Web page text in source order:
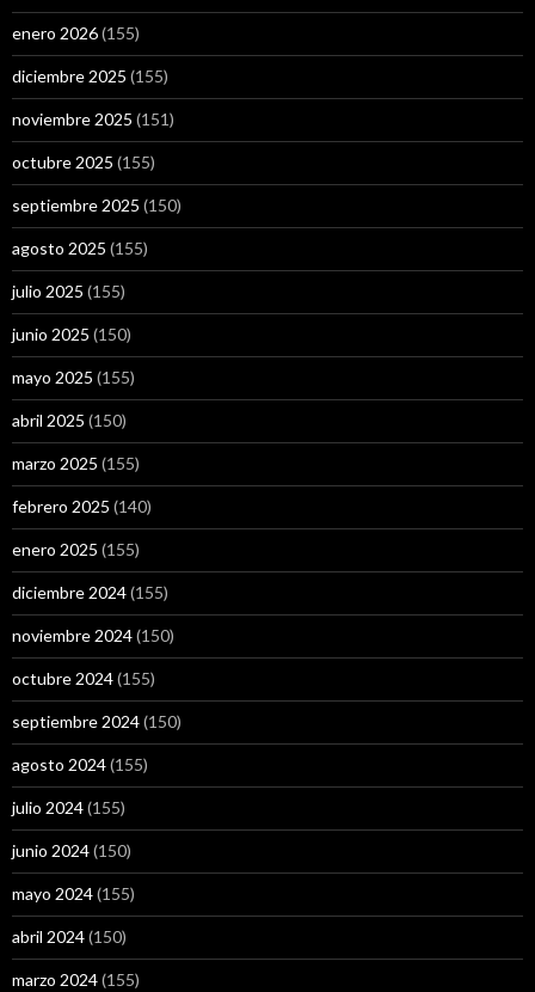
enero 2026(155)
diciembre 2025 (155)
noviembre 2025 (151)
octubre 2025 (155)
septiembre 2025 (150)
agosto 2025 (155)
julio 2025 (155)
junio 2025 (150)
mayo 2025 (155)
abril 2025 (150)
marzo 2025 (155)
febrero 2025 (140)
enero 2025 (155)
diciembre 2024(155)
noviembre 2024(150)
octubre 2024(155)
septiembre 2024(150)
agosto 2024(155)
julio 2024(155)
junio 2024(150)
mayo 2024(155)
abril 2024(150)
marzo 2024(155)